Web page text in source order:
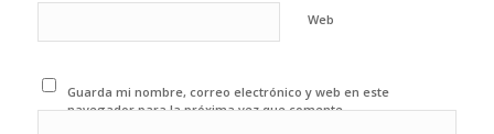
Web
Guarda mi nombre, correo electrónico y web en este
navegador para la próxima vez que comente.